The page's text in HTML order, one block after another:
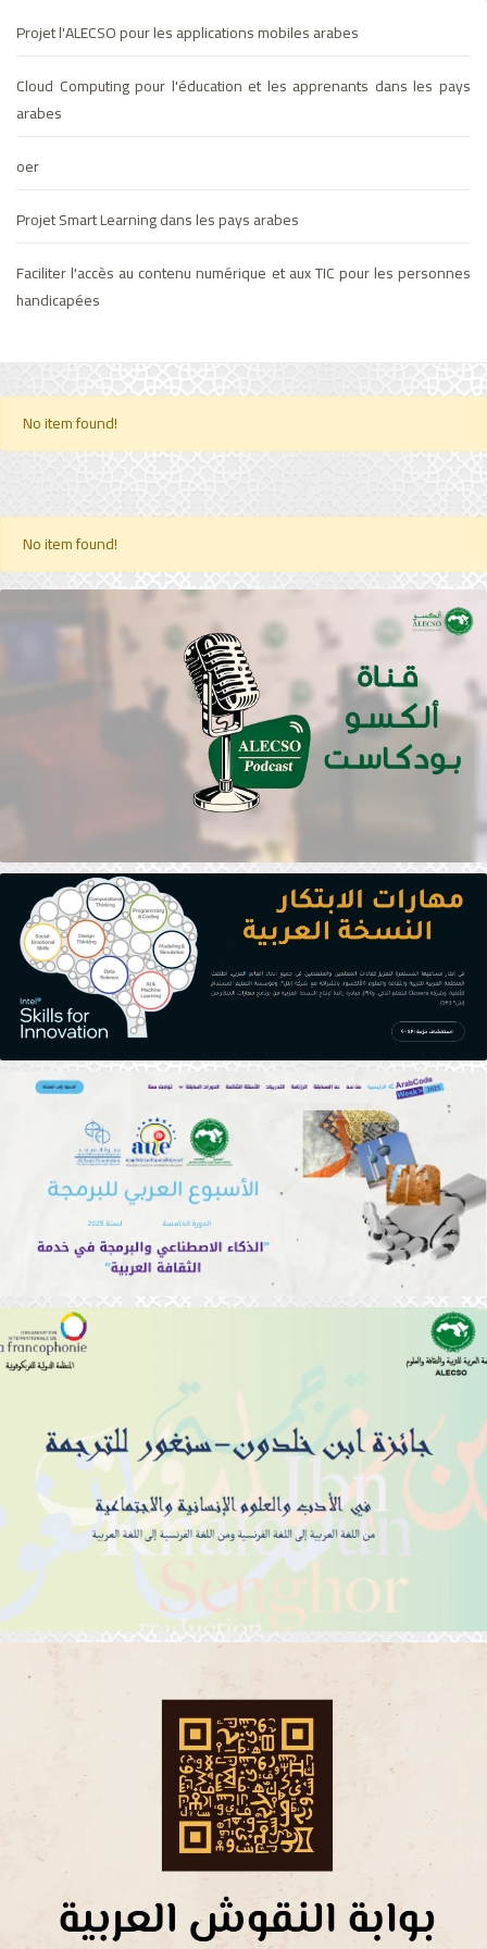
Projet l'ALECSO pour les applications mobiles arabes
Cloud Computing pour l'éducation et les apprenants dans les pays
arabes
oer
Projet Smart Learning dans les pays arabes
Faciliter l'accès au contenu numérique et aux TIC pour les personnes
handicapées
No item found!
No item found!